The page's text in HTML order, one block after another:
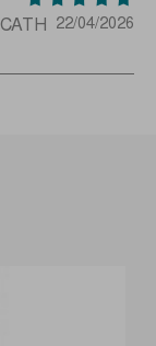
CATH 22/04/2026